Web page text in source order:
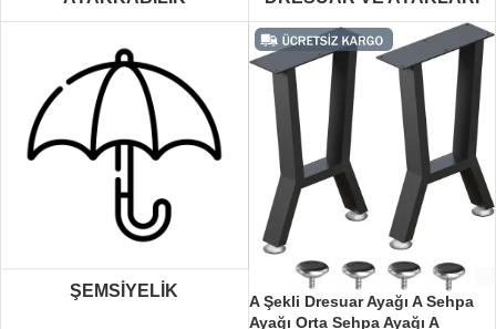
ŞEMSIYELIK
A Şekli Dresuar Ayağı A Sehpa
Ayağı Orta Sehpa Ayağı A